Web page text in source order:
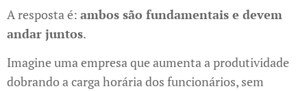
A resposta é: ambos são fundamentais e devem
andar juntos.
Imagine uma empresa que aumenta a produtividade
dobrando a carga horária dos funcionários, sem